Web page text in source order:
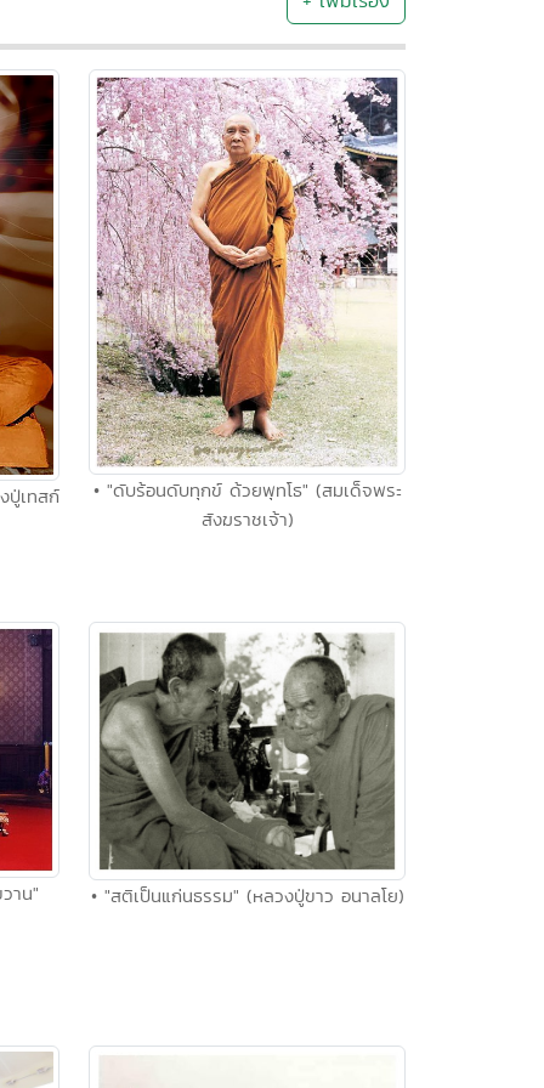
ปู่เทสก์
• "ดับร้อนดับทุกข์ ด้วยพุทโธ" (สมเด็จพระ
สังฆราชเจ้า)
าน" • "สติเป็นแก่นธรรม" (หลวงปู่ขาว อนาลโย)